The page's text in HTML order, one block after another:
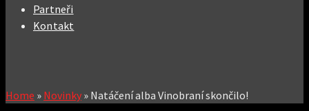
Partneři
Kontakt
Home » Novinky » Natáčení alba Vinobraní skončilo!